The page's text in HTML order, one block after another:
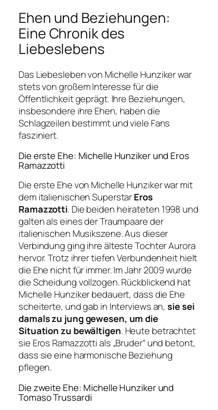
Ehen und Beziehungen:
Eine Chronik des
Liebeslebens
Das Liebesleben von Michelle Hunziker war
stets von großem Interesse für die
Öffentlichkeit geprägt. Ihre Beziehungen,
insbesondere ihre Ehen, haben die
Schlagzeilen bestimmt und viele Fans
fasziniert.
Die erste Ehe: Michelle Hunziker und Eros
Ramazzotti
Die erste Ehe von Michelle Hunziker war mit
dem italienischen SuperstarEros
Ramazzotti. Die beiden heirateten 1998 und
galten als eines der Traumpaare der
italienischen Musikszene. Aus dieser
Verbindung ging ihre älteste Tochter Aurora
hervor. Trotz ihrer tiefen Verbundenheit hielt
die Ehe nicht für immer. Im Jahr 2009 wurde
die Scheidung vollzogen. Rückblickend hat
Michelle Hunziker bedauert, dass die Ehe
scheiterte, und gab in Interviews an,sie sei
damals zu jung gewesen, um die
Situation zu bewältigen. Heute betrachtet
sie Eros Ramazzotti als „Bruder“ und betont,
dass sie eine harmonische Beziehung
pflegen.
Die zweite Ehe: Michelle Hunziker und
Tomaso Trussardi